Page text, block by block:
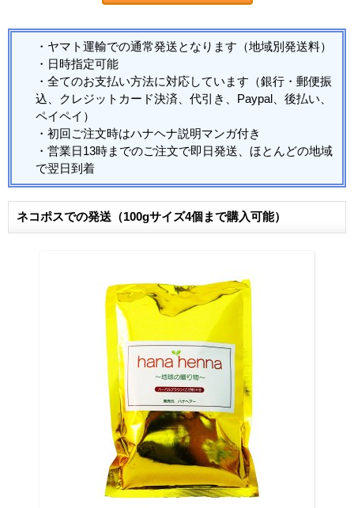
・ヤマト運輸での通常発送となります（地域別発送料）
・日時指定可能
・全てのお支払い方法に対応しています（銀行・郵便振
込、クレジットカード決済、代引き、Paypal、後払い、
ペイペイ）
・初回ご注文時はハナヘナ説明マンガ付き
・営業日13時までのご注文で即日発送、ほとんどの地域
で翌日到着
ネコポスでの発送（100gサイズ4個まで購入可能）